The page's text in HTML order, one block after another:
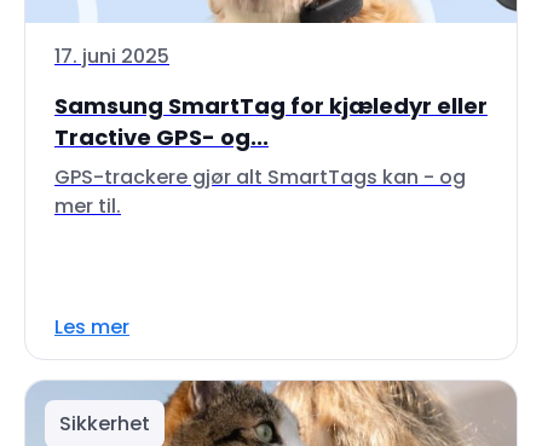
17. juni 2025
Samsung SmartTag for kjæledyr eller
Tractive GPS- og...
GPS-trackere gjør alt SmartTags kan - og
mer til.
Les mer
Sikkerhet